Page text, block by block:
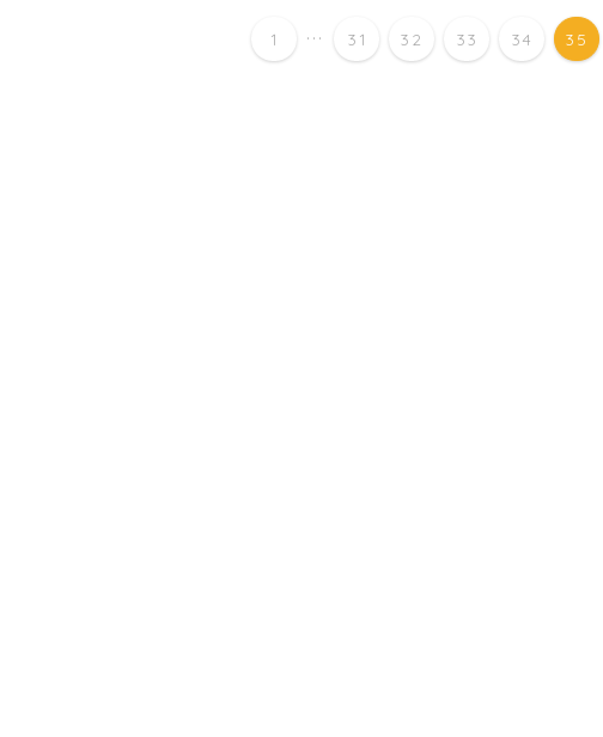
1 ... 31 32 33 34 35